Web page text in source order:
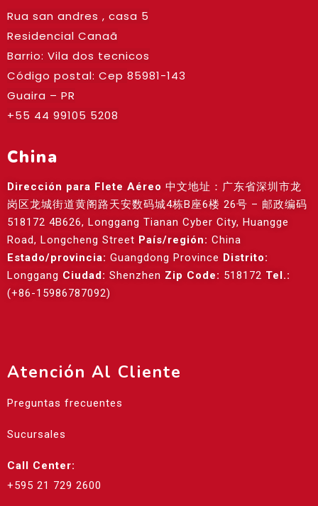
Rua san andres , casa 5
Residencial Canaã
Barrio: Vila dos tecnicos
Código postal: Cep 85981-143
Guaira – PR
+55 44 99105 5208
China
Dirección para Flete Aéreo 中文地址：广东省深圳市龙
岗区龙城街道黄阁路天安数码城4栋B座6楼 26号 – 邮政编码
518172 4B626, Longgang Tianan Cyber City, Huangge
Road, Longcheng Street País/región: China
Estado/provincia: Guangdong Province Distrito:
Longgang Ciudad: Shenzhen Zip Code: 518172 Tel.:
(+86-15986787092)
Atención Al Cliente
Preguntas frecuentes
Sucursales
Call Center:
+595 21 729 2600